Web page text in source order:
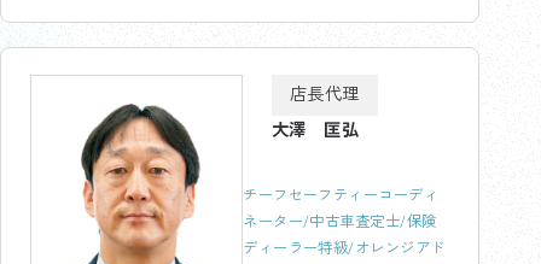
店長代理
大澤 匡弘
チーフセーフティーコーディ
ネーター/中古車査定士/保険
ディーラー特級/オレンジアド